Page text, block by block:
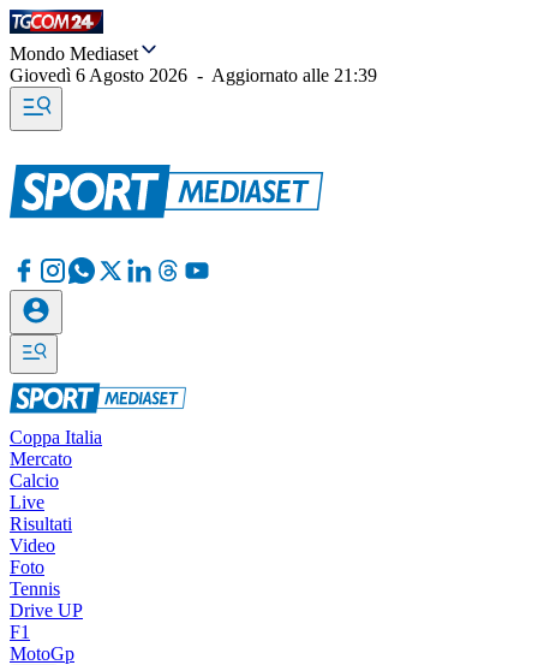
Mondo Mediaset
Giovedì 6 Agosto 2026 - Aggiornato alle 21:39
Coppa Italia
Mercato
Calcio
Live
Risultati
Video
Foto
Tennis
Drive UP
F1
MotoGp